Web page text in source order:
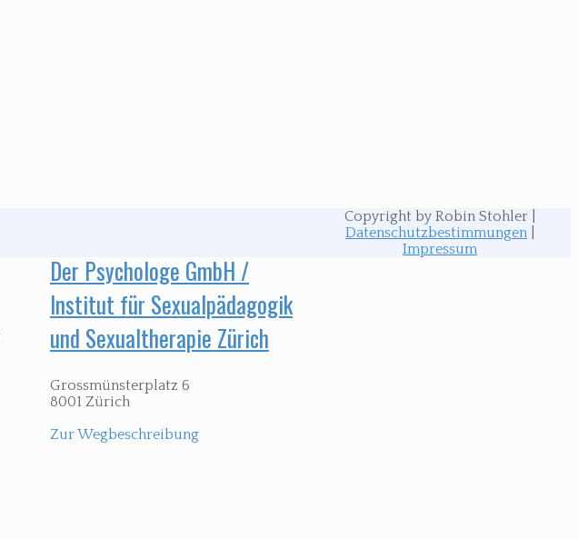
Der Psychologe GmbH /
Institut für Sexualpädagogik
und Sexualtherapie Zürich
Grossmünsterplatz 6
8001 Zürich
Zur Wegbeschreibung
Copyright by Robin Stohler |
Datenschutzbestimmungen
Impressum